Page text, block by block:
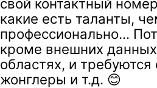
свой контактный
какие есть таланты,
профессионально...
кроме внешних
областях, и
жонглеры и т.д. 😊